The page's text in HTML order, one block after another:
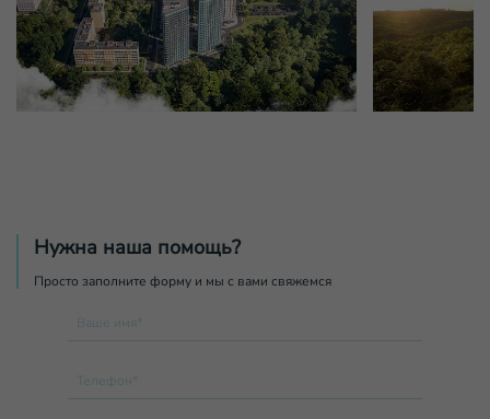
Нужна наша помощь?
Просто заполните форму и мы с вами свяжемся
Ваше имя*
Телефон*